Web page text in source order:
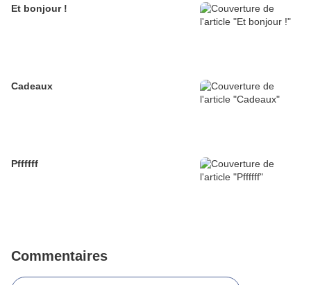
Et bonjour !
Cadeaux
Pffffff
Commentaires